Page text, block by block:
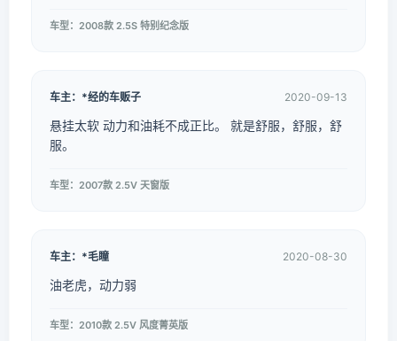
车型：2008款 2.5S 特别纪念版
车主：*经的车贩子 2020-09-13
悬挂太软 动力和油耗不成正比。 就是舒服，舒服，舒
服。
车型：2007款 2.5V 天窗版
车主：*毛瞳 2020-08-30
油老虎，动力弱
车型：2010款 2.5V 风度菁英版